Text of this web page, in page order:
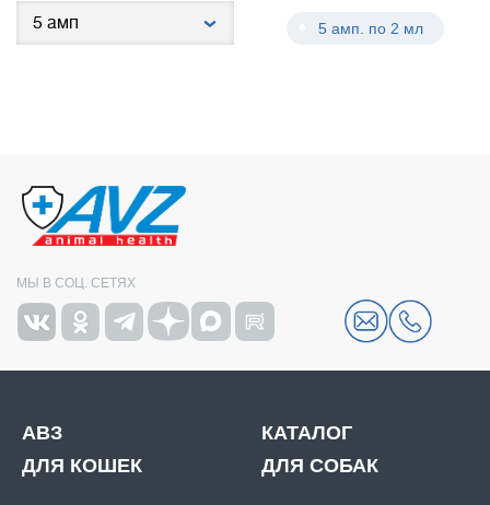
5 амп. по 2 мл
МЫ В СОЦ. СЕТЯХ
АВЗ
КАТАЛОГ
ДЛЯ КОШЕК
ДЛЯ СОБАК